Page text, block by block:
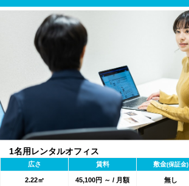
1名用レンタルオフィス
広さ 賃料 敷金(保証金)
2.22㎡ 45,100円 ～ / 月額 無し